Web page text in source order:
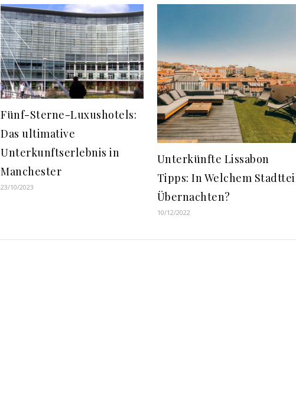
Fünf-Sterne-Luxushotels:
Das ultimative
Unterkunftserlebnis in
Manchester
23/10/2023
Unterkünfte Lissabon
Tipps: In Welchem
Übernachten?
10/12/2022